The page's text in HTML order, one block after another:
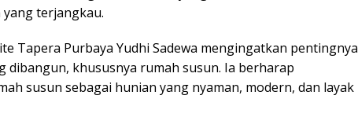
terjangkau.
Tapera Purbaya Yudhi Sadewa mengingatkan pentingnya
dibangun, khususnya rumah susun. Ia berharap
susun sebagai hunian yang nyaman, modern, dan layak